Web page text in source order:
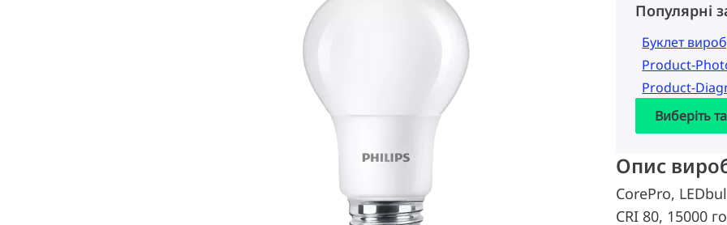
Популярні
Буклет
Product-
Product-
Виберіть
Опис
CorePro,
CRI 80, 15000